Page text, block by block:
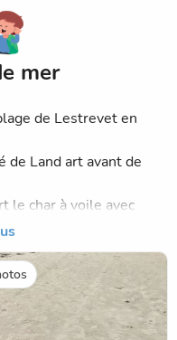
mer
de Lestrevet en
de Land art avant de
le char à voile avec